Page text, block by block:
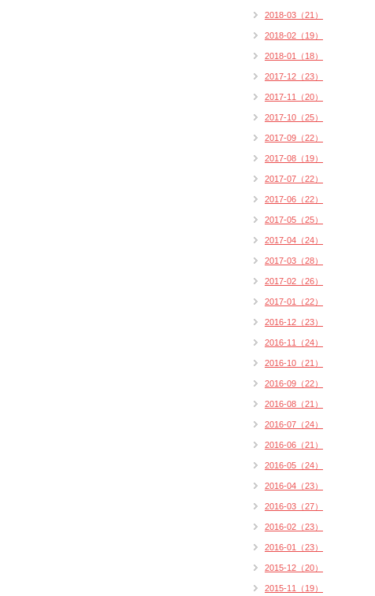
2018-03（21）
2018-02（19）
2018-01（18）
2017-12（23）
2017-11（20）
2017-10（25）
2017-09（22）
2017-08（19）
2017-07（22）
2017-06（22）
2017-05（25）
2017-04（24）
2017-03（28）
2017-02（26）
2017-01（22）
2016-12（23）
2016-11（24）
2016-10（21）
2016-09（22）
2016-08（21）
2016-07（24）
2016-06（21）
2016-05（24）
2016-04（23）
2016-03（27）
2016-02（23）
2016-01（23）
2015-12（20）
2015-11（19）